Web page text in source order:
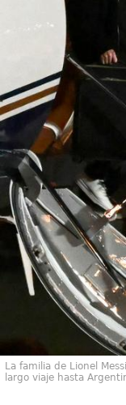
La familia de Lionel
largo viaje hasta